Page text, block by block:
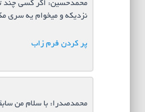
محمدحسین: اگر کسی چند
نزدیکه و میخوام یه سری
پر کردن فرم زاب
محمدصدرا: با سلام من